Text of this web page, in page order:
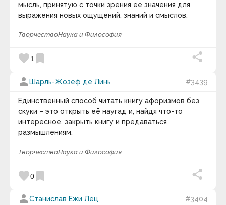
мысль, принятую с точки зрения ее значения для
выражения новых ощущений, знаний и смыслов.
ТворчествоНаука и Философия
favorite1 bookmark
person Шарль-Жозеф де Линь #3439
Единственный способ читать книгу афоризмов без
скуки – это открыть её наугад и, найдя что-то
интересное, закрыть книгу и предаваться
размышлениям.
ТворчествоНаука и Философия
favorite0 bookmark
personСтанислав Ежи Лец #3404
компьютер.
keyboard_arrow_down
Фотография дня